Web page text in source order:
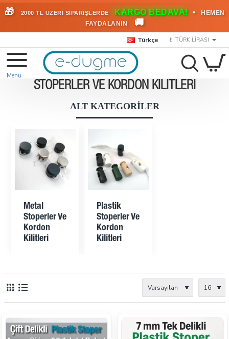
🎁 2000 TL ÜZERİ SİPARİŞLERDE KARGO BEDAVA! •
HEMEN
FAYDALANIN
🚚
Türkçe ₺ TÜRK LIRASI
STOPERLER VE KORDON KILITLERI
ALT KATEGORILER
Metal
Stoperler Ve
Kordon
Kilitleri
Plastik
Stoperler Ve
Kordon
Kilitleri